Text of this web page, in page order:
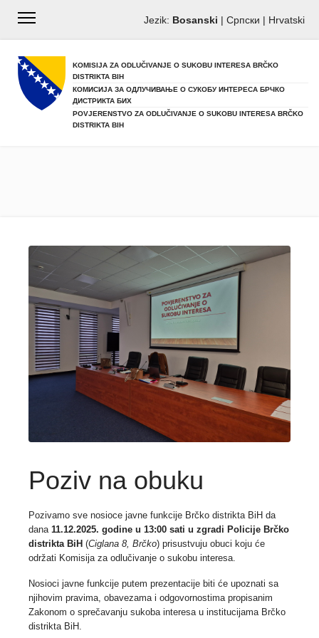
Jezik: Bosanski | Српски | Hrvatski
KOMISIJA ZA ODLUČIVANJE O SUKOBU INTERESA BRČKO
DISTRIKTA BIH
КОМИСИЈА ЗА ОДЛУЧИВАЊЕ О СУКОБУ ИНТЕРЕСА БРЧКО
ДИСТРИКТА БИХ
POVJERENSTVO ZA ODLUČIVANJE O SUKOBU INTERESA BRČKO
DISTRIKTA BIH
Poziv na obuku
Pozivamo sve nosioce javne funkcije Brčko distrikta BiH da
dana 11.12.2025. godine u 13:00 sati u zgradi Policije Brčko
distrikta BiH (Ciglana 8, Brčko) prisustvuju obuci koju će
održati Komisija za odlučivanje o sukobu interesa.
Nosioci javne funkcije putem prezentacije biti će upoznati sa
njihovim pravima, obavezama i odgovornostima propisanim
Zakonom o sprečavanju sukoba interesa u institucijama Brčko
distrikta BiH.